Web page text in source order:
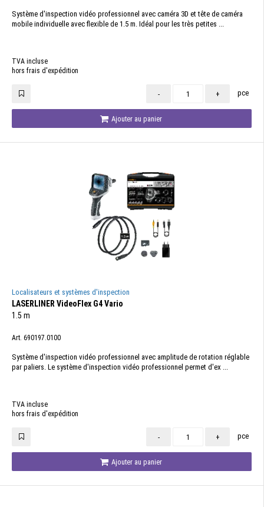
Système d'inspection vidéo professionnel avec caméra 3D et tête de caméra
mobile individuelle avec flexible de 1.5 m. Idéal pour les très petites ...
TVA incluse
hors frais d'expédition
- + pce
Ajouter au panier
Localisateurs et systèmes d'inspection
LASERLINER VideoFlex G4 Vario
1.5 m
Art. 690197.0100
Système d'inspection vidéo professionnel avec amplitude de rotation réglable
par paliers. Le système d'inspection vidéo professionnel permet d'ex ...
TVA incluse
hors frais d'expédition
- + pce
Ajouter au panier